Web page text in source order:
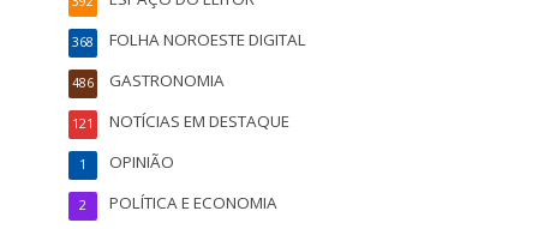
FOLHA NOROESTE DIGITAL
368
GASTRONOMIA
486
NOTÍCIAS EM DESTAQUE
121
OPINIÃO
1
POLÍTICA E ECONOMIA
2